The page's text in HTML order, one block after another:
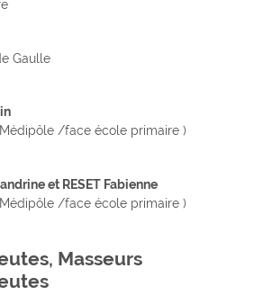
Gaulle
/face école primaire )
et RESET Fabienne
/face école primaire )
Masseurs